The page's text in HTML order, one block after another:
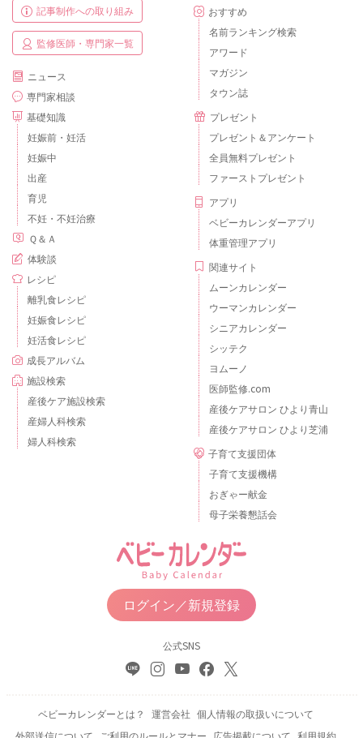
記事制作への取り組み
監修医師・専門家一覧
ニュース
専門家相談
基礎知識
妊娠前・妊活
妊娠中
出産
育児
不妊・不妊治療
Ｑ＆Ａ
体験談
レシピ
離乳食レシピ
妊娠食レシピ
妊活食レシピ
成長アルバム
施設検索
産後ケア施設検索
産婦人科検索
婦人科検索
おすすめ
名前ランキング検索
アワード
マガジン
タウン誌
プレゼント
プレゼント＆アンケート
全員無料プレゼント
ファーストプレゼント
アプリ
ベビーカレンダーアプリ
体重管理アプリ
関連サイト
ムーンカレンダー
ウーマンカレンダー
シニアカレンダー
シッテク
ヨムーノ
医師監修.com
産後ケアサロン ひより青山
産後ケアサロン ひより芝浦
子育て支援団体
子育て支援機構
おぎゃー献金
母子栄養懇話会
ログイン／新規登録
公式SNS
ベビーカレンダーとは？ 運営会社 個人情報の取扱いについて
外部送信について
ご利用のルールとマナー 広告掲載について 利用規約